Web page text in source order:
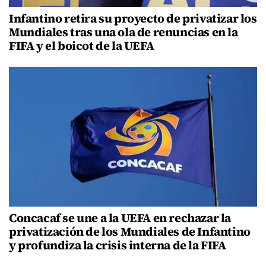
Infantino retira su proyecto de privatizar los
Mundiales tras una ola de renuncias en la
FIFA y el boicot de la UEFA
Concacaf se une a la UEFA en rechazar la
privatización de los Mundiales de Infantino
y profundiza la crisis interna de la FIFA